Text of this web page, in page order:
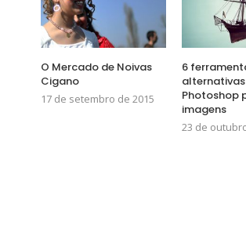
O Mercado de Noivas
Cigano
17 de setembro de 2015
6
Photoshop
imagens
23 de